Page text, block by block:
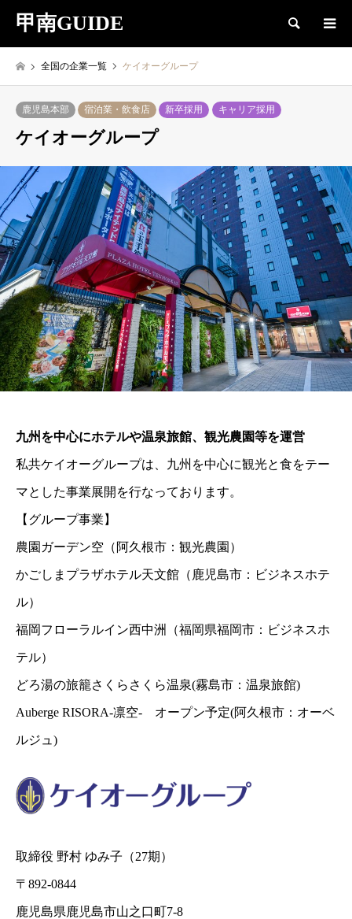
甲南GUIDE 検索
全国の企業一覧 ケイオーグループ
鹿児島本部 宿泊業・飲食店 新卒採用 キャリア採用
ケイオーグループ
九州を中心にホテルや温泉旅館、観光農園等を運営
私共ケイオーグループは、九州を中心に観光と食をテー
マとした事業展開を行なっております。
【グループ事業】
農園ガーデン空（阿久根市：観光農園）
かごしまプラザホテル天文館（鹿児島市：ビジネスホテ
ル）
福岡フローラルイン西中洲（福岡県福岡市：ビジネスホ
テル）
どろ湯の旅籠さくらさくら温泉(霧島市：温泉旅館)
Auberge RISORA-凛空- オープン予定(阿久根市：オーベ
ルジュ)
取締役 野村 ゆみ子（27期）
〒892-0844
鹿児島県鹿児島市山之口町7-8